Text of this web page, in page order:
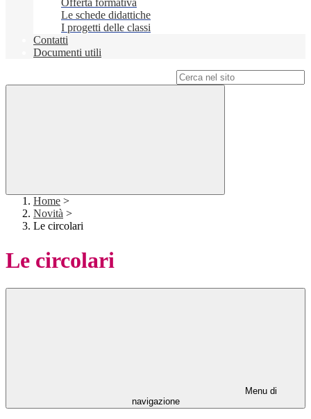
Offerta formativa
Le schede didattiche
I progetti delle classi
Contatti
Documenti utili
Home >
Novità >
Le circolari
Le circolari
Menu di
navigazione